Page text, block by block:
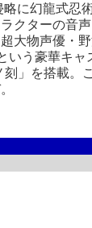
に幻龍式忍
クターの音
大物声優・
う豪華キャ
」を搭載。